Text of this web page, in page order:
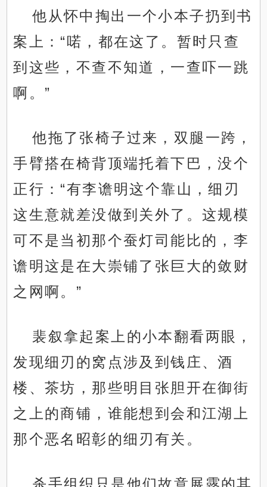
他从怀中掏出一个小本子扔到书
案上：“喏，都在这了。暂时只查
到这些，不查不知道，一查吓一跳
啊。”
他拖了张椅子过来，双腿一跨，
手臂搭在椅背顶端托着下巴，没个
正行：“有李谵明这个靠山，细刃
这生意就差没做到关外了。这规模
可不是当初那个蚕灯司能比的，李
谵明这是在大崇铺了张巨大的敛财
之网啊。”
裴叙拿起案上的小本翻看两眼，
发现细刃的窝点涉及到钱庄、酒
楼、茶坊，那些明目张胆开在御街
之上的商铺，谁能想到会和江湖上
那个恶名昭彰的细刃有关。
杀手组织只是他们故意展露的其